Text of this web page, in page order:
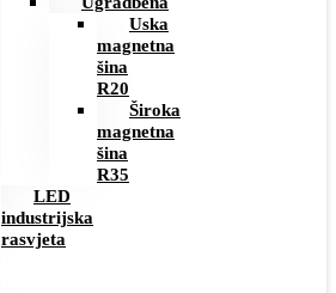
Uska
magnetna
šina
R20
Široka
magnetna
šina
R35
LED
industrijska
rasvjeta